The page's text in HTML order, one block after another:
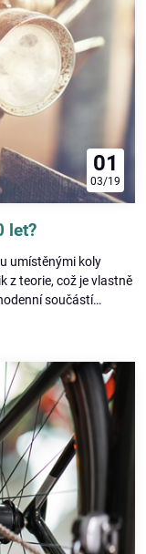
01
03/19
let?
umístěnými koly
z teorie, což je vlastně
součástí
Čtěte dál, dozvíte